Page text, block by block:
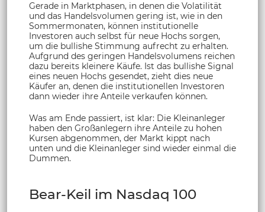
Gerade in Marktphasen, in denen die Volatilität
und das Handelsvolumen gering ist, wie in den
Sommermonaten, können institutionelle
Investoren auch selbst für neue Hochs sorgen,
um die bullishe Stimmung aufrecht zu erhalten.
Aufgrund des geringen Handelsvolumens reichen
dazu bereits kleinere Käufe. Ist das bullishe Signal
eines neuen Hochs gesendet, zieht dies neue
Käufer an, denen die institutionellen Investoren
dann wieder ihre Anteile verkaufen können.
Was am Ende passiert, ist klar: Die Kleinanleger
haben den Großanlegern ihre Anteile zu hohen
Kursen abgenommen, der Markt kippt nach
unten und die Kleinanleger sind wieder einmal die
Dummen.
Bear-Keil im Nasdaq 100